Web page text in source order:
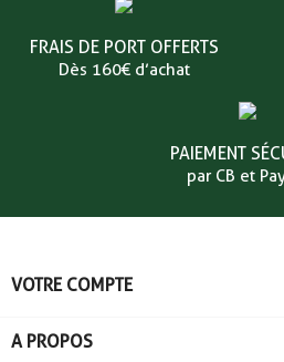
FRAIS DE PORT OFFERTS
Dès 160€ d’achat
PAIEMENT
par CB et
VOTRE COMPTE
A PROPOS